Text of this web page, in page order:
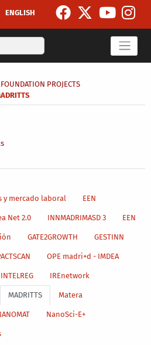
ENGLISH
Search
PROJECTS
y mercado laboral EEN
Net 2.0 INNMADRIMASD 3 EEN
GATE2GROWTH GESTINN
OPE madri+d - IMDEA
INTELREG IREnetwork
MADRITTS Matera
NanoSci-E+